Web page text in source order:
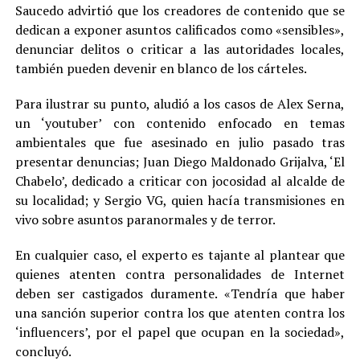
Saucedo advirtió que los creadores de contenido que se
dedican a exponer asuntos calificados como «sensibles»,
denunciar delitos o criticar a las autoridades locales,
también pueden devenir en blanco de los cárteles.
Para ilustrar su punto, aludió a los casos de Alex Serna,
un ‘youtuber’ con contenido enfocado en temas
ambientales que fue asesinado en julio pasado tras
presentar denuncias; Juan Diego Maldonado Grijalva, ‘El
Chabelo’, dedicado a criticar con jocosidad al alcalde de
su localidad; y Sergio VG, quien hacía transmisiones en
vivo sobre asuntos paranormales y de terror.
En cualquier caso, el experto es tajante al plantear que
quienes atenten contra personalidades de Internet
deben ser castigados duramente. «Tendría que haber
una sanción superior contra los que atenten contra los
‘influencers’, por el papel que ocupan en la sociedad»,
concluyó.